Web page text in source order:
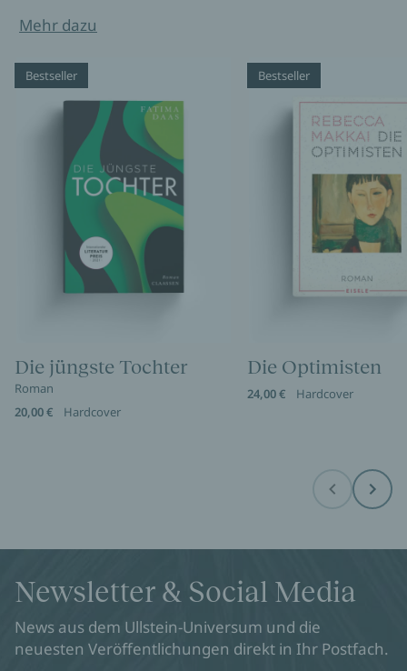
Mehr dazu
Bestseller
Die jüngste Tochter
Roman
20,00 €
Hardcover
Bestseller
Die Optimisten
24,00 € Hardcover
Before Next
Newsletter & Social Media
News aus dem Ullstein-Universum und die
neuesten Veröffentlichungen direkt in Ihr Postfach.